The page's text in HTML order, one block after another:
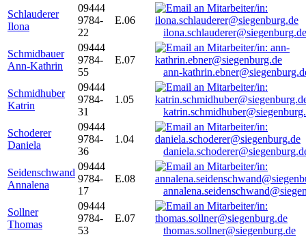
Schlauderer
Ilona
09444
9784-
22
E.06
ilona.schlauderer@siegenburg.de
Schmidbauer
Ann-Kathrin
09444
9784-
55
E.07
ann-
Schmidhuber
Katrin
09444
9784-
31
1.05
Schoderer
Daniela
09444
9784-
36
1.04
Seidenschwand
Annalena
09444
9784-
17
E.08
Sollner
Thomas
09444
9784-
53
E.07
thomas.sollner@siegenburg.de